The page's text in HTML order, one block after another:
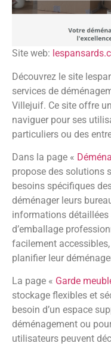
Site web:
Découvrez le site
services de
Villejuif. Ce site offre
naviguer pour ses
particuliers ou des
Dans la page «
propose des solutions
besoins spécifiques
déménager leurs
informations
d’emballage
facilement
planifier leur
La page « Garde
stockage flexibles et
besoin d’un espace
déménagement ou
utilisateurs peuvent